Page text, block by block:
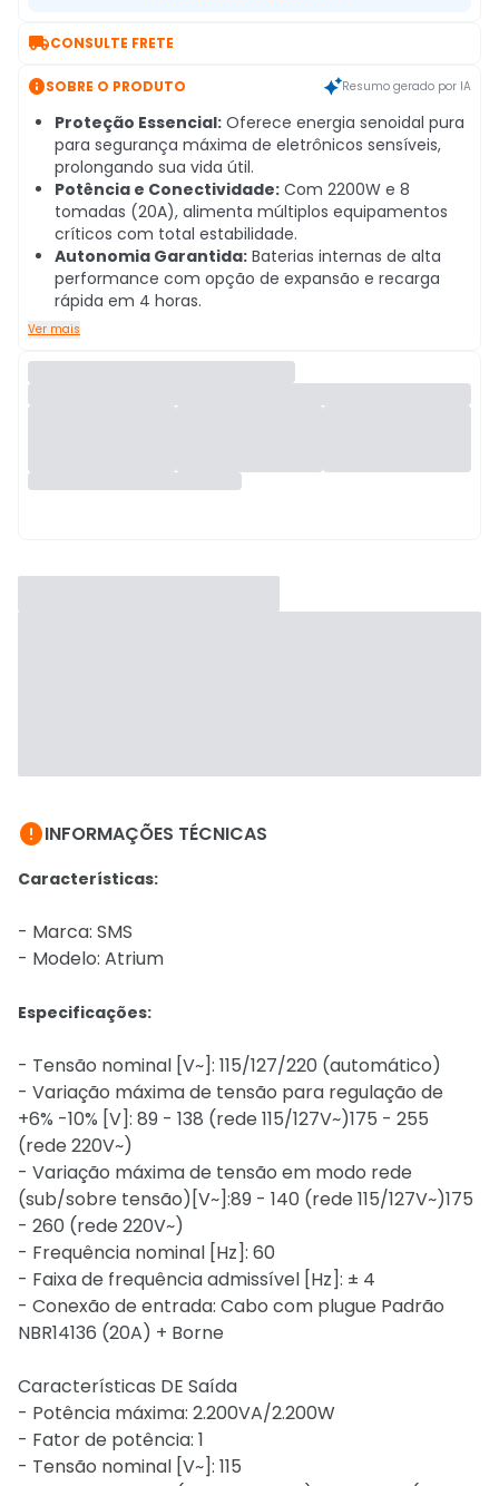
CONSULTE FRETE
SOBRE O PRODUTO Resumo gerado por IA
Proteção Essencial: Oferece energia senoidal pura
para segurança máxima de eletrônicos sensíveis,
prolongando sua vida útil.
Potência e Conectividade: Com 2200W e 8
tomadas (20A), alimenta múltiplos equipamentos
críticos com total estabilidade.
Autonomia Garantida: Baterias internas de alta
performance com opção de expansão e recarga
rápida em 4 horas.
Ver mais
INFORMAÇÕES TÉCNICAS
Características:
- Marca: SMS
- Modelo: Atrium
Especificações:
- Tensão nominal [V~]: 115/127/220 (automático)
- Variação máxima de tensão para regulação de
+6% -10% [V]: 89 - 138 (rede 115/127V~)175 - 255
(rede 220V~)
- Variação máxima de tensão em modo rede
(sub/sobre tensão)[V~]:89 - 140 (rede 115/127V~)175
- 260 (rede 220V~)
- Frequência nominal [Hz]: 60
- Faixa de frequência admissível [Hz]: ± 4
- Conexão de entrada: Cabo com plugue Padrão
NBR14136 (20A) + Borne
Características DE Saída
- Potência máxima: 2.200VA/2.200W
- Fator de potência: 1
- Tensão nominal [V~]: 115